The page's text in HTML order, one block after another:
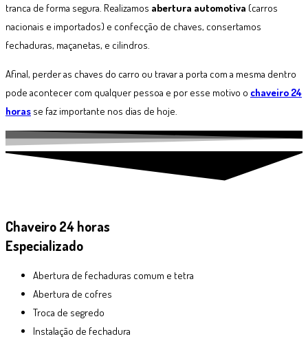
tranca de forma segura. Realizamos abertura automotiva (carros
nacionais e importados) e confecção de chaves, consertamos
fechaduras, maçanetas, e cilindros.
Afinal, perder as chaves do carro ou travar a porta com a mesma dentro
pode acontecer com qualquer pessoa e por esse motivo o chaveiro 24
horas se faz importante nos dias de hoje.
Chaveiro 24 horas
Especializado
Abertura de fechaduras comum e tetra
Abertura de cofres
Troca de segredo
Instalação de fechadura